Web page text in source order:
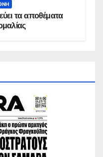
τα αποθέματα